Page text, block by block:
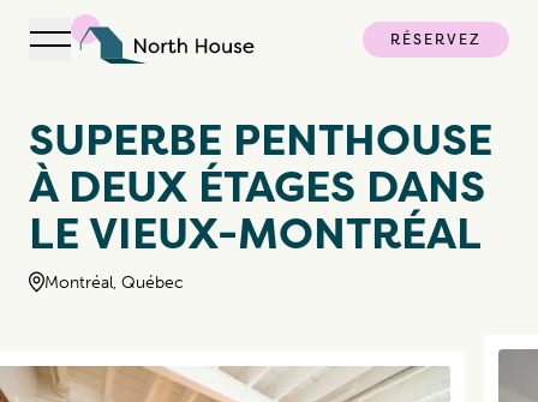
Ouvrir la navigation
RÉSERVEZ
SUPERBE PENTHOUSE
À DEUX ÉTAGES DANS
LE VIEUX-MONTRÉAL
Montréal, Québec